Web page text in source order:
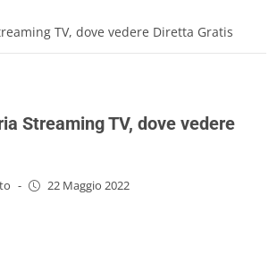
TV, dove vedere Diretta Gratis
Streaming TV, dove vedere
- 22 Maggio 2022